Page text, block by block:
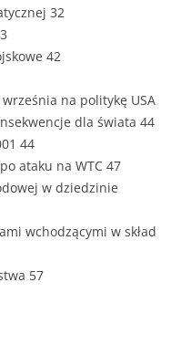
32
42
września na politykę USA
dla świata 44
44
ataku na WTC 47
w dziedzinie
wchodzącymi w skład
57